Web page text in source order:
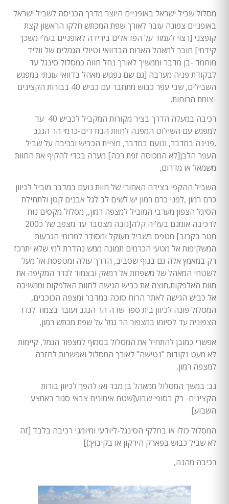
מסלול שביל ישראל באופניים היוצר מדרך הכניסה לשביל ישראל
באופניים צפונה עובר לאורך שפת המכתש חלקו הראשון קצת
קופצני [רצוי לעמוד על הפדאלים בירידה לאופניים בעלי משכך
קידמי] חובר למאהל הארוח הבדוואי וטיולי הגמלים של ווליד
מוחמד -בן מדבר וממשיך לאורך נחל חווה כמסלול סינגל עד
לבקודת פניה מערבה [גם שם נפגוש מאהל בדוואי עונתי במפגש
השבילים, שבי עפר כבוש מתחבר עם כביש 40 בבורות הקצינים
-צומת הרוחות,
רכיבה במעלה הדרך בציר מקורות המקביל לכביש 40 עד
למפגש עם השילוט המפנה לחוות הבודדים-כרמי הר הנגב
,פנינה במדבר, ונועם במדבר, חציית הכביש וככיבה על שביל
העפר הלבן[לא המכוסה זפת רכה] מערה בכדי להקיף את החוות
משמאל או מדרום,
השביל ההקפי בצידה האחורי של חוות נועם במדבר מוביל לכיוון
כרם רמון ,לפני כרם רמון יש לשים לב לגל אבנים קטן ולתחילת
הסיגל הצפון מערבי המוביל למצפה רמון,, מסלול מקסים נוח
לרכיבה אומנם בעליה קלה[גובה מצטבר עד מצפב של כ200
מטר בקרוב] מטפס בשביל מעוקל ומסודר למרומי הגבעות
המשקיפות אל מטעי הכרמים תמונה ממש נהדרת למי שלא יתרכז
רק במאמץ אלה גם בנוף שסביב, הדרך עולה ומטפסת אל מעל
לשטחי המאהל של משפחת אל רמאק ובצמוד לגדר המקיפה את
חוות האלפקות,חוצה את כביש הגישה לחוות האלפקות וממשיכה
אל כביש הגישה לאתר הרוח סוכה במדבר ומצפה הכוכבים,
המסלול פונה לכיוון בית ספר שדה הר הנגב ועובר בצמוד לגדר
הצפונית עד לסיומו במצפור הר גמל על שפת מכתש רמון,
אפשרי כמובן להתחיל את המסלול בסמוף למצפור הגמל, קיימות
לא מעט נקודות "נטישה" לאורך המסלול ואפשרות לחזרה
למצפה רמון,
נב: במשך המסלול ממאהל בן מבר ואו להפך לכיוון בורות
הקצינים- רק בסופי שבוע[שטח אימונים צבאי סגור באמצע
השבוע]
המסלול כולו או בחלקי הסינגל-ליודעי ומיומני רכיבה בלבד [זה
לא שביל כבוש בפארק הירקון או בקיבוץ:)]
רכיבה מהנה,